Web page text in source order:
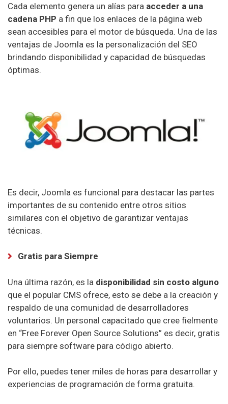
Hosting España
Dina Hosting
Arsys Hosting
WebEmpresa Hosting
Hostalia Hosting
Acens Hosting
Sered Hosting
Interdominios Hosting
Abansys Hosting
AxarNet Hosting
Raiola Hosting
Clouding Hosting
Cada elemento genera un alías para acceder a una
cadena PHP a fin que los enlaces de la página web
sean accesibles para el motor de búsqueda. Una de las
ventajas de Joomla es la personalización del SEO
brindando disponibilidad y capacidad de búsquedas
óptimas.
Es decir, Joomla es funcional para destacar las partes
importantes de su contenido entre otros sitios
similares con el objetivo de garantizar ventajas
técnicas.
Gratis para Siempre
Una última razón, es la disponibilidad sin costo alguno
que el popular CMS ofrece, esto se debe a la creación y
respaldo de una comunidad de desarrolladores
voluntarios. Un personal capacitado que cree fielmente
en “Free Forever Open Source Solutions” es decir, gratis
para siempre software para código abierto.
Por ello, puedes tener miles de horas para desarrollar y
experiencias de programación de forma gratuita.